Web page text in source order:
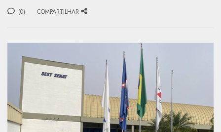
(0) COMPARTILHAR